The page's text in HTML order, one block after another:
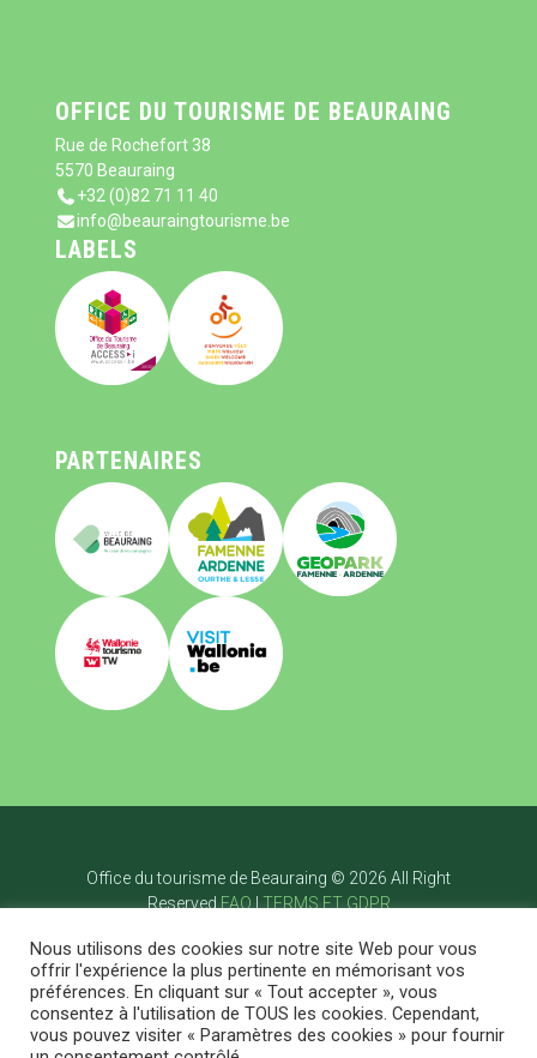
OFFICE DU TOURISME DE BEAURAING
Rue de Rochefort 38
5570 Beauraing
+32 (0)82 71 11 40
info@beauraingtourisme.be
LABELS
PARTENAIRES
Office du tourisme de Beauraing © 2026 All Right
Reserved FAQ
TERMS ET GDPR
Visiter
Bouger
Savourer
Dormir
Nous utilisons des cookies sur notre site Web pour vous
offrir l'expérience la plus pertinente en mémorisant vos
préférences. En cliquant sur « Tout accepter », vous
consentez à l'utilisation de TOUS les cookies. Cependant,
vous pouvez visiter « Paramètres des cookies » pour fournir